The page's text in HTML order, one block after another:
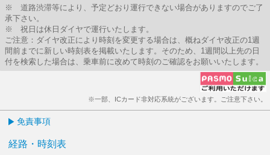
※ 道路渋滞等により、予定どおり運行できない場合がありますのでご了
承下さい。
※ 祝日は休日ダイヤで運行いたします。
ご注意：ダイヤ改正により時刻を変更する場合は、概ねダイヤ改正の1週
間前までに新しい時刻表を掲載いたします。そのため、1週間以上先の日
付を検索した場合は、乗車前に改めて時刻のご確認をお願いいたします。
※一部、ICカード非対応系統がございます。ご注意下さい。
免責事項
経路・時刻表